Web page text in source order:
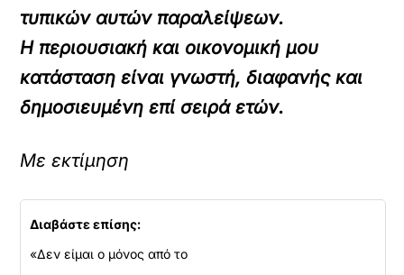
τυπικών αυτών παραλείψεων.
Η περιουσιακή και οικονομική μου
κατάσταση είναι γνωστή, διαφανής και
δημοσιευμένη επί σειρά ετών.
Με εκτίμηση
Διαβάστε επίσης:
«Δεν είμαι ο μόνος από το